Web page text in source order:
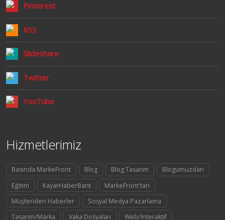
Pinterest
RSS
Slideshare
Twitter
YouTube
Hizmetlerimiz
Basında MarkeFront Blog Blog Tasarım
Blogumuzdan
Eğitim
KayarHaberBant
MarkeFront'tan
Müşteriden Haberler
Sosyal Medya Pazarlama
Tasarım/Marka
Vaka Dosyaları Web/İnteraktif